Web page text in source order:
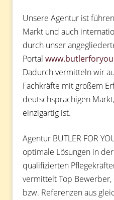
Unsere Agentur ist
Markt und auch
durch unser
Portal
Dadurch vermitteln wir
Fachkräfte mit großem
deutschsprachigen
einzigartig ist.
Agentur BUTLER FOR
optimale Lösungen in
qualifizierten
vermittelt Top Bewerber,
bzw. Referenzen aus